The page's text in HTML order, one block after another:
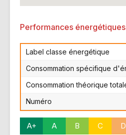
Performances énergétiques
Label classe énergétique
Consommation spécifique
Consommation théorique
Numéro
A+ A B C D